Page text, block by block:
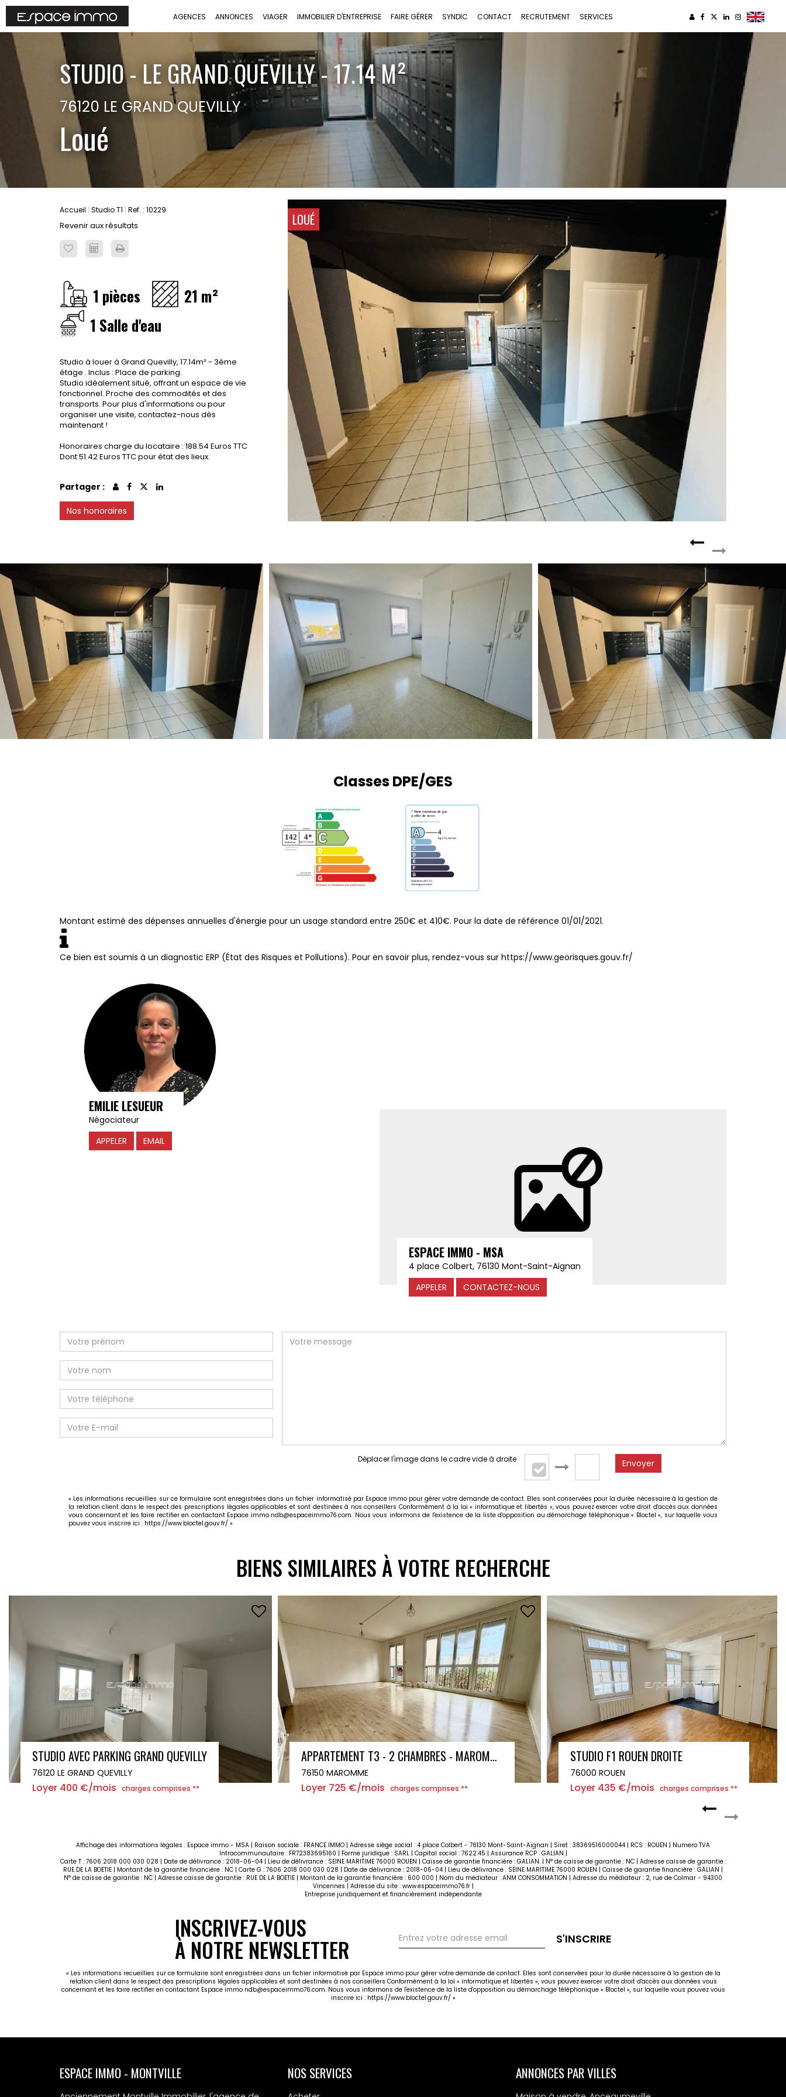
AGENCES ANNONCES VIAGER IMMOBILIER D'ENTREPRISE FAIRE GÉRER SYNDIC CONTACT RECRUTEMENT SERVICES
STUDIO - LE GRAND QUEVILLY - 17.14 M²
76120 LE GRAND QUEVILLY
Loué
Accueil Studio T1 Ref. : 10229
Revenir aux résultats LOUÉ
1 pièces
21 m²
1 Salle d'eau
Studio à louer à Grand Quevilly, 17.14m² - 3ème
étage . Inclus : Place de parking.
Studio idéalement situé, offrant un espace de vie
fonctionnel. Proche des commodités et des
transports. Pour plus d'informations ou pour
organiser une visite, contactez-nous dès
maintenant !
Honoraires charge du locataire : 188.54 Euros TTC
Dont 51.42 Euros TTC pour état des lieux.
Partager :
Nos honoraires
Classes DPE/GES
Montant estimé des dépenses annuelles d'énergie pour un usage standard entre 250€ et 410€. Pour la date de référence 01/01/2021.
Ce bien est soumis à un diagnostic ERP (État des Risques et Pollutions). Pour en savoir plus, rendez-vous sur https://www.georisques.gouv.fr/
EMILIE LESUEUR
Négociateur
APPELER
EMAIL
ESPACE IMMO - MSA
4 place Colbert, 76130 Mont-Saint-Aignan
APPELER
CONTACTEZ-NOUS
Déplacer l'image dans le cadre vide à droite Envoyer
« Les informations recueillies sur ce formulaire sont enregistrées dans un fichier informatisé par Espace immo pour gérer votre demande de contact. Elles sont conservées pour la durée nécessaire à la gestion de
la relation client dans le respect des prescriptions légales applicables et sont destinées à nos conseillers Conformément à la loi « informatique et libertés », vous pouvez exercer votre droit d'accès aux données
vous concernant et les faire rectifier en contactant Espace immo ndb@espaceimmo76.com. Nous vous informons de l'existence de la liste d'opposition au démarchage téléphonique « Bloctel », sur laquelle vous
pouvez vous inscrire ici : https://www.bloctel.gouv.fr/ »
BIENS SIMILAIRES À VOTRE RECHERCHE
APPARTEMENT T3 - 2 CHAMBRES - MAROMME - 72 m²
76150 MAROMME
Loyer 725 €/mois charges comprises **
STUDIO F1 ROUEN DROITE
76000 ROUEN
Loyer 435 €/mois charges comprises **
STUDIO AVEC PARKING GRAND QUEVILLY
76120 LE GRAND QUEVILLY
Loyer 380 €/mois charges comprises **
Affichage des informations légales : Espace immo - MSA | Raison sociale : FRANCE IMMO | Adresse siège social : 4 place Colbert - 76130 Mont-Saint-Aignan | Siret : 38369516000044 | RCS : ROUEN | Numero TVA
Intracommunautaire : FR72383695160 | Forme juridique : SARL | Capital social : 7622.45 | Assurance RCP : GALIAN |
Carte T : 7606 2018 000 030 028 | Date de délivrance : 2018-06-04 | Lieu de délivrance : SEINE MARITIME 76000 ROUEN | Caisse de garantie financière : GALIAN. | N° de caisse de garantie : NC | Adresse caisse de garantie :
RUE DE LA BOETIE | Montant de la garantie financière : NC | Carte G : 7606 2018 000 030 028 | Date de délivrance : 2018-06-04 | Lieu de délivrance : SEINE MARITIME 76000 ROUEN | Caisse de garantie financière : GALIAN |
N° de caisse de garantie : NC | Adresse caisse de garantie : RUE DE LA BOETIE | Montant de la garantie financière : 600 000 | Nom du médiateur : ANM CONSOMMATION | Adresse du médiateur : 2, rue de Colmar - 94300
Vincennes | Adresse du site : www.espaceimmo76.fr|
Entreprise juridiquement et financièrement indépendante
INSCRIVEZ-VOUS
À NOTRE NEWSLETTER S'INSCRIRE
« Les informations recueillies sur ce formulaire sont enregistrées dans un fichier informatisé par Espace immo pour gérer votre demande de contact. Elles sont conservées pour la durée nécessaire à la gestion de la
relation client dans le respect des prescriptions légales applicables et sont destinées à nos conseillers Conformément à la loi « informatique et libertés », vous pouvez exercer votre droit d'accès aux données vous
concernant et les faire rectifier en contactant Espace immo ndb@espaceimmo76.com. Nous vous informons de l'existence de la liste d'opposition au démarchage téléphonique « Bloctel », sur laquelle vous pouvez vous
inscrire ici : https://www.bloctel.gouv.fr/ »
ESPACE IMMO - MSA NOS SERVICES ANNONCES PAR VILLES